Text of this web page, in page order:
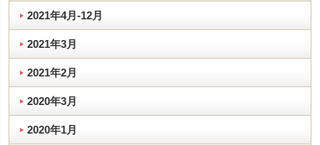
2021年4月-12月
2021年3月
2021年2月
2020年3月
2020年1月